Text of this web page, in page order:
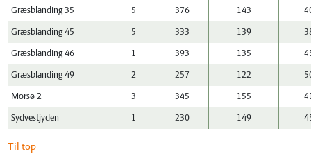
Græsblanding 35 5 376 143
Græsblanding 45 5 333 139
Græsblanding 46 1 393 135
Græsblanding 49 2 257 122
Morsø 2 3 345 155
Sydvestjyden 1 230 149
Til top